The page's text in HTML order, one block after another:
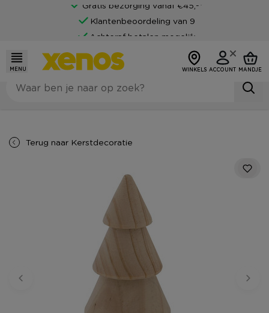
Gratis bezorging vanaf €45,-*
Klantenbeoordeling van 9
Achteraf betalen mogelijk
MENU WINKELS ACCOUNT MANDJE
Terug naar Kerstdecoratie